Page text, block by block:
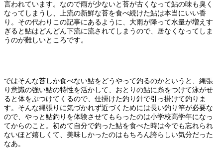
言われています。なので雨が少ないと苔が古くなって鮎の味も臭く
なってしまうし、上流の新鮮な苔を食べ続けた鮎は本当にいい香
り。その代わりこの記事にあるように、大雨が降って水量が増えす
ぎると鮎はどんどん下流に流されてしまうので、居なくなってしま
うのが難しいところです。
ではそんな苔しか食べない鮎をどうやって釣るのかというと、縄張
り意識の強い鮎の特性を活かして、おとりの鮎に糸をつけて泳がせ
ると体をぶつけてくるので、仕掛けた釣り針で引っ掛けて釣りま
す。そんな縄張りに気づかれず近づくためには長い釣り竿が必要な
ので、やっと鮎釣りを体験させてもらったのは小学校高学年になっ
てからのこと。初めて自分で釣った鮎を食べた時は今でも忘れられ
ないほど嬉しくて、美味しかったのはもちろん誇らしい気分だった
なあ。